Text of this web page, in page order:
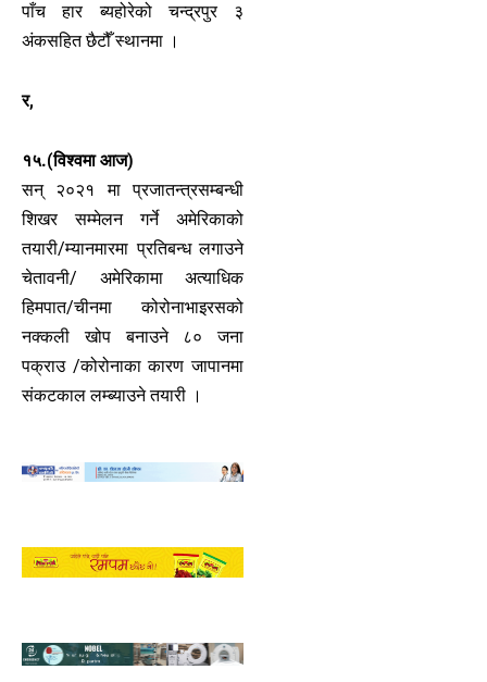
पाँच हार ब्यहोरेको चन्द्रपुर ३
अंकसहित छैटौँ स्थानमा ।
र,
१५.(विश्वमा आज)
सन् २०२१ मा प्रजातन्त्रसम्बन्धी
शिखर सम्मेलन गर्ने अमेरिकाको
तयारी/म्यानमारमा प्रतिबन्ध लगाउने
चेतावनी/ अमेरिकामा अत्याधिक
हिमपात/चीनमा कोरोनाभाइरसको
नक्कली खोप बनाउने ८० जना
पक्राउ /कोरोनाका कारण जापानमा
संकटकाल लम्ब्याउने तयारी ।